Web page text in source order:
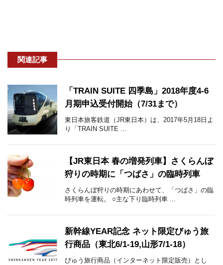
関連記事
「TRAIN SUITE 四季島」2018年度4-6
月期申込受付開始（7/31まで）
東日本旅客鉄道（JR東日本）は、2017年5月18日よ
り「TRAIN SUITE ...
【JR東日本 春の増発列車】さくらんぼ
狩りの時期に「つばさ」の臨時列車
さくらんぼ狩りの時期にあわせて、「つばさ」の臨
時列車を運転。 ○主な下り臨時列車 ...
新幹線YEAR記念 ネット限定びゅう旅
行商品（東北6/1-19,山形7/1-18）
びゅう旅行商品（インターネット限定販売）とし